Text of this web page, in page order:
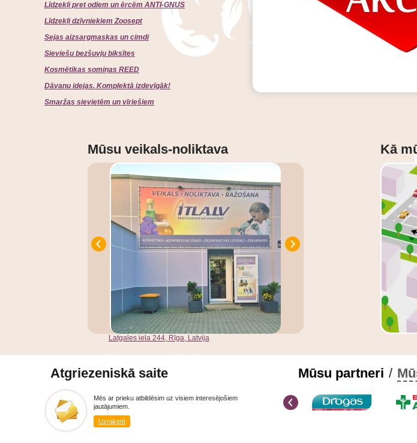
Līdzekļi pret odiem un ērcēm ANTI-GNUS
Līdzekļi dzīvniekiem Zoosept
Sejas aizsargmaskas un cimdi
Sieviešu bezšuvju biksītes
Kosmētikas somiņas REED
Dāvanu idejas. Komplektā izdevīgāk!
Smaržas sievietēm un vīriešiem
Mūsu veikals-noliktava
Latgales iela 244, Rīga, Latvija
Kā
Mūsu partneri /
Atgriezeniskā saite
Mēs ar prieku atbildēsim uz visiem interesējošiem
jautājumiem.
Uzrakstīt